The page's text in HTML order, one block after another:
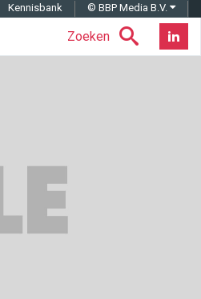
Zoeken
Kennisbank © BBP Media B.V.